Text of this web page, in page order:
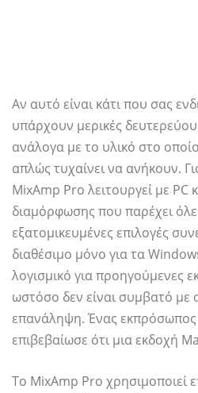
Αν αυτό είναι κάτι που σας
υπάρχουν μερικές
ανάλογα με το υλικό στο
απλώς τυχαίνει να ανήκουν.
MixAmp Pro λειτουργεί με PC
διαμόρφωσης που παρέχει
εξατομικευμένες επιλογές
διαθέσιμο μόνο για τα
λογισμικό για προηγούμενες
ωστόσο δεν είναι συμβατό με
επανάληψη. Ένας εκπρόσωπος
επιβεβαίωσε ότι μια εκδοχή
Το MixAmp Pro χρησιμοποιεί